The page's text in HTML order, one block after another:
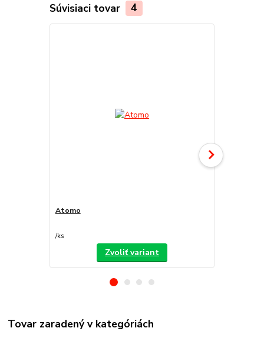
Súvisiaci tovar 4
Atomo
/ks
Zvoliť variant
Tovar zaradený v kategóriách